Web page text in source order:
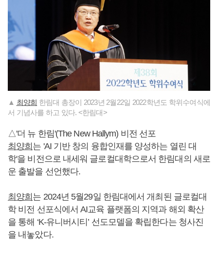
▲ 최양희 한림대 총장이 2023년 2월22일 2022학년도 학위수여식에
서 기념사를 하고 있다. <한림대>
△'더 뉴 한림'(The New Hallym) 비전 선포
최양희 는 'AI 기반 창의 융합인재를 양성하는 열린 대
학'을 비전으로 내세워 글로컬대학으로서 한림대의 새로
운 출발을 선언했다.
최양희 는 2024년 5월29일 한림대에서 개최된 글로컬대
학 비전 선포식에서 AI교육 플랫폼의 지역과 해외 확산
을 통해 ‘K-유니버시티’ 선도모델을 확립한다는 청사진
을 내놓았다.